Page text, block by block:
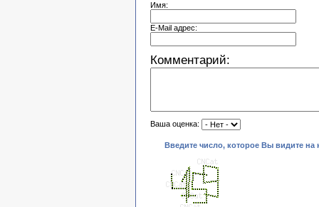
Имя:
E-Mail адрес:
Комментарий:
Ваша оценка:
Введите число, которое Вы видите на